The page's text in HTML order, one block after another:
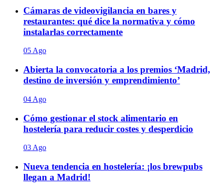
Cámaras de videovigilancia en bares y
restaurantes: qué dice la normativa y cómo
instalarlas correctamente
05 Ago
Abierta la convocatoria a los premios ‘Madrid,
destino de inversión y emprendimiento’
04 Ago
Cómo gestionar el stock alimentario en
hostelería para reducir costes y desperdicio
03 Ago
Nueva tendencia en hostelería: ¡los brewpubs
llegan a Madrid!